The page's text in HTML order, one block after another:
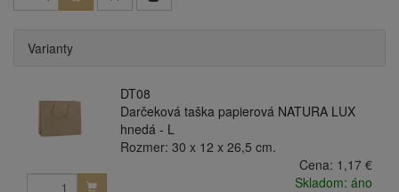
Varianty
DT08
Darčeková taška papierová NATURA LUX
hnedá - L
Rozmer: 30 x 12 x 26,5 cm.
Cena: 1,17 €
Skladom: áno